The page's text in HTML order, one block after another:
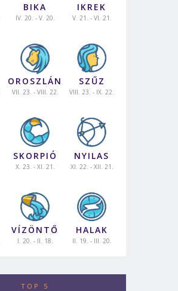
BIKA
IV. 20. - V. 20.
IKREK
V. 21. - VI. 21.
OROSZLÁN
VII. 23. - VIII. 22.
SZŰZ
VIII. 23. - IX. 22.
SKORPIÓ
X. 23. - XI. 21.
NYILAS
XI. 22. - XII. 21.
VÍZÖNTŐ
I. 20. - II. 18.
HALAK
II. 19. - III. 20.
TOP 5